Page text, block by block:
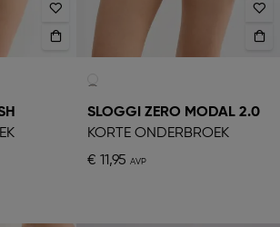
SLOGGI ZERO MODAL 2.0
KORTE ONDERBROEK
€ 11,95